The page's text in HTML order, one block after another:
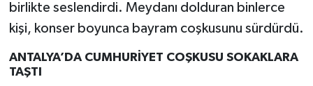
birlikte seslendirdi. Meydanı dolduran binlerce
kişi, konser boyunca bayram coşkusunu sürdürdü.
ANTALYA’DA CUMHURİYET COŞKUSU SOKAKLARA
TAŞTI